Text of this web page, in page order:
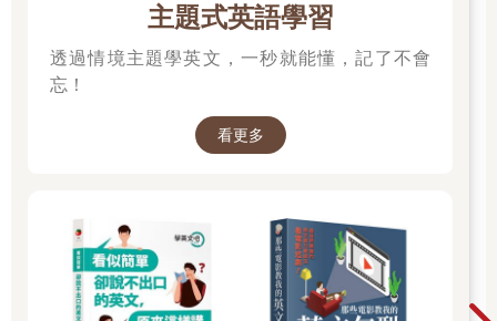
主題式英語學習
透過情境主題學英文，一秒就能懂，記了不會
忘！
看更多